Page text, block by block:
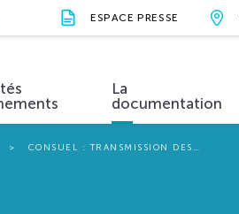
ESPACE PRESSE
La
documentation
CONSUEL : TRANSMISSION DES…